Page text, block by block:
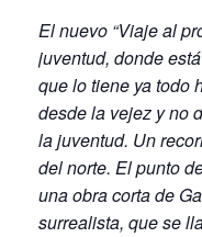
El nuevo “Viaje al
juventud, donde
que lo tiene ya todo
desde la vejez y no
la juventud. Un
del norte. El punto
una obra corta de
surrealista, que se